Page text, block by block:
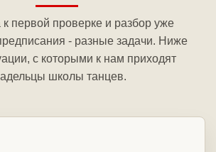
к первой проверке и разбор уже
- разные задачи. Ниже
с которыми к нам приходят
школы танцев.